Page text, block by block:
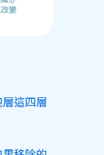
這四層